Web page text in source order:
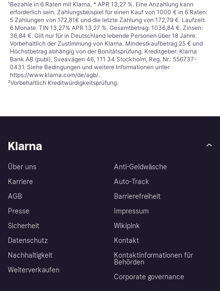
¹Bezahle in 6 Raten mit Klarna, * APR 13,27 %. Eine Anzahlung kann
erforderlich sein. Zahlungsbeispiel für einen Kauf von 1000 € in 6 Raten:
5 Zahlungen von 172,81€ und die letzte Zahlung von 172,79 €. Laufzeit:
6 Monate. TIN 13,27% APR 13,27 %. Gesamtbetrag: 1036,84 €. Zinsen:
36,84 €. Gilt nur für in Deutschland lebende Personen über 18 Jahre.
Vorbehaltlich der Zustimmung von Klarna. Mindestkaufbetrag 25 € und
Höchstbetrag abhängig von der Bonitätsprüfung. Kreditgeber: Klarna
Bank AB (publ), Sveavägen 46, 111 34 Stockholm, Reg. Nr.: 556737-
0431. Siehe Bedingungen und weitere Informationen unter
https://www.klarna.com/de/agb/.
²Vorbehaltlich Kreditwürdigkeitsprüfung.
Klarna
Über uns
Karriere
AGB
Presse
Sicherheit
Datenschutz
Nachhaltigkeit
Weiterverkaufen
Anti-Geldwäsche
Auto-Track
Barrierefreiheit
Impressum
Wikipink
Kontakt
Kontaktinformationen für
Behörden
Corporate governance